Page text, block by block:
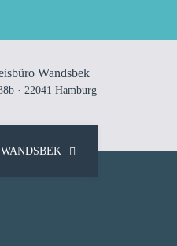
Wandsbek
· 22041 Hamburg